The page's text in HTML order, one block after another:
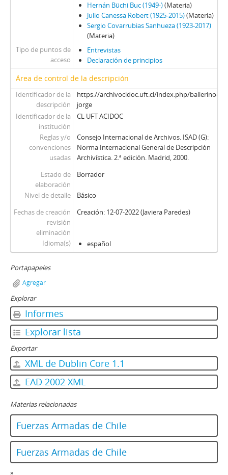
Hernán Büchi Buc (1949-)(Materia)
Julio Canessa Robert (1925-2015)(Materia)
Sergio Covarrubias Sanhueza (1923-2017)
(Materia)
Tipo de puntos de
acceso
Entrevistas
Declaración de principios
Área de control de la descripción
Identificador de la
descripción
https://archivocidoc.uft.cl/index.php/ballerino-
jorge
Identificador de la
institución
CL UFT ACIDOC
Reglas y/o
convenciones
usadas
Consejo Internacional de Archivos. ISAD (G):
Norma Internacional General de Descripción
Archivística. 2.ª edición. Madrid, 2000.
Estado de
elaboración
Borrador
Nivel de detalle
Básico
Fechas de creación
revisión
eliminación
Creación: 12-07-2022 (Javiera Paredes)
Idioma(s) español
Portapapeles
Agregar
Explorar
Informes
Explorar lista
Exportar
XML de Dublin Core 1.1
EAD 2002 XML
Materias relacionadas
Fuerzas Armadas de Chile
Fuerzas Armadas de Chile
»